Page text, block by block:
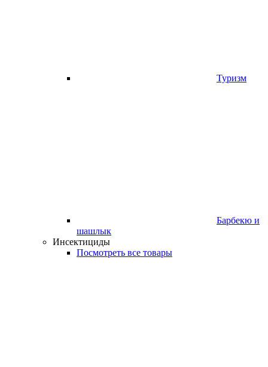
Туризм
Барбекю и
шашлык
Инсектициды
Посмотреть все товары